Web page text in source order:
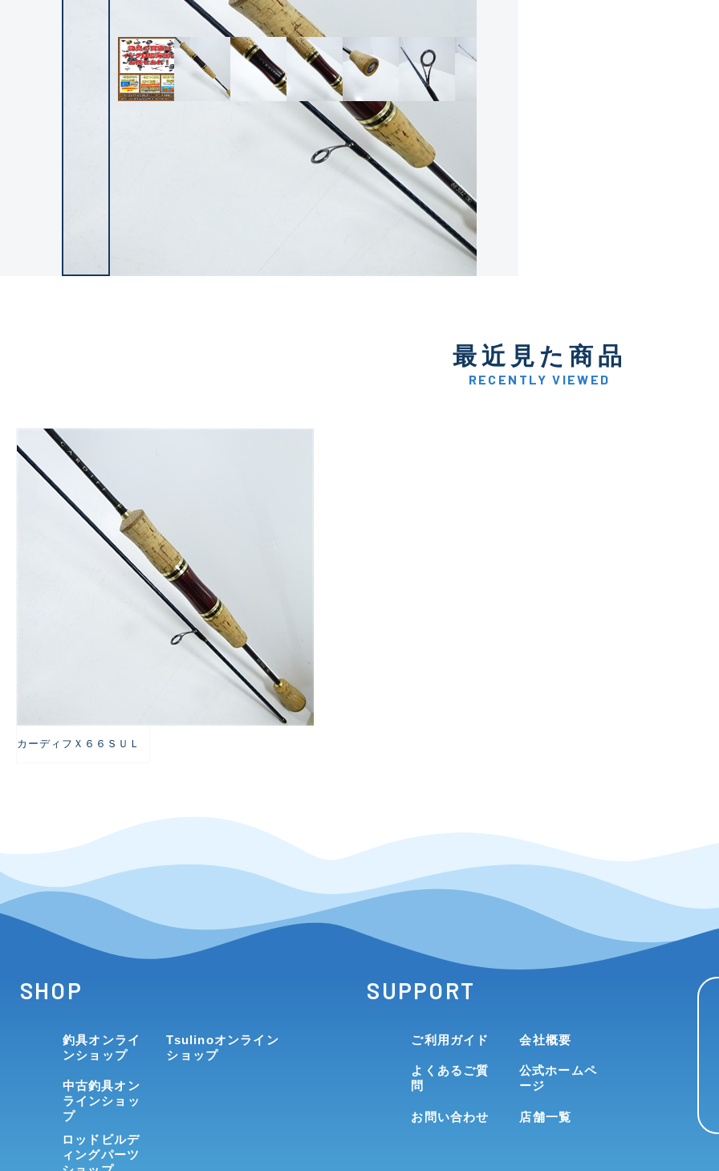
C-
い品
最近見た商品
RECENTLY VIEWED
カーディフＸ６６ＳＵＬ
SHOP
釣具オンライ
ンショップ
中古釣具オン
ラインショッ
プ
ロッドビルデ
ィングパーツ
Tsulinoオンライン
ショップ
SUPPORT
ご利用ガイド
よくあるご質
問
お問い合わせ
会社概要
公式ホームペ
ージ
店舗一覧